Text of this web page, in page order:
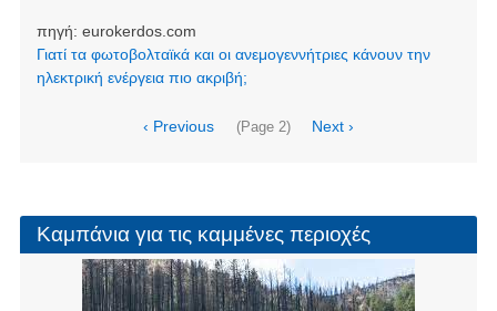
πηγή: eurokerdos.com
Γιατί τα φωτοβολταϊκά και οι ανεμογεννήτριες κάνουν την
ηλεκτρική ενέργεια πιο ακριβή;
ΣελιδοποίησηΠροηγούμενη
‹ Previous (Page 2)
Next
Next ›
Καμπάνια για τις καμμένες περιοχές